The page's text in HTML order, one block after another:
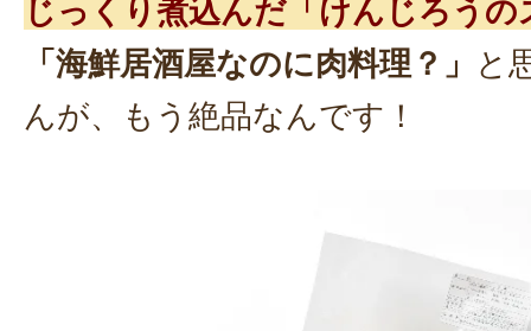
じっくり煮込んだ「けんじろう
「海鮮居酒屋なのに肉料理？」
と
んが、もう絶品なんです！